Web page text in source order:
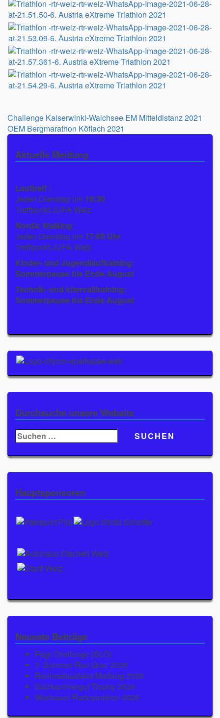
Beitragsnavigation
Challenge Kaiserwinkl-Walchsee EM Mitteldistanz 2021
OEM Bergmarathon Köflach 2021
Aktuelle Meldung
Lauftreff :
Jeden Dienstag um 18:30
Treffpunkt JUFA Weiz
Nordic Walking:
Jeden Dienstag um 17:00 Uhr
Treffpunkt JUFA Weiz
Kinder- und Jugendlauftraining:
Sommerpause bis Ende August
Technik- und Intervalltraining:
Sommerpause bis Ende August
Durchsuche unsere Website
Suchen
nach:
Hauptsponsoren
Neueste Beiträge
Pogi Challenge (SLO)
2. Summer Run Graz 2026
Rennradausfahrt Marburg 2026
Salzkammergut Trophy 2026
Wachauer Radmarathon 2026